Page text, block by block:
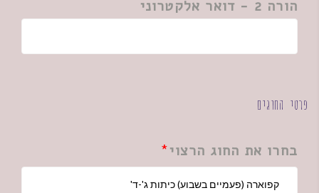
הורה 2 - דואר אלקטרוני
פרטי החוגים
בחרו את החוג הרצוי